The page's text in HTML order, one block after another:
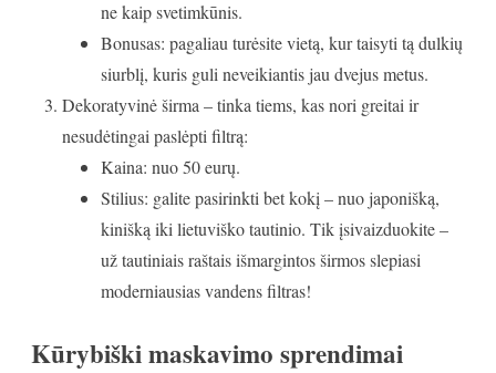
ne kaip svetimkūnis.
Bonusas: pagaliau turėsite vietą, kur taisyti tą dulkių
siurblį, kuris guli neveikiantis jau dvejus metus.
Dekoratyvinė širma – tinka tiems, kas nori greitai ir
nesudėtingai paslėpti filtrą:
Kaina: nuo 50 eurų.
Stilius: galite pasirinkti bet kokį – nuo japonišką,
kinišką iki lietuviško tautinio. Tik įsivaizduokite –
už tautiniais raštais išmargintos širmos slepiasi
moderniausias vandens filtras!
Kūrybiški maskavimo sprendimai